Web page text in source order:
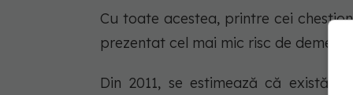
Cu toate acestea, printre cei
prezentat cel mai mic risc de demență.
Din 2011, se estimează că există